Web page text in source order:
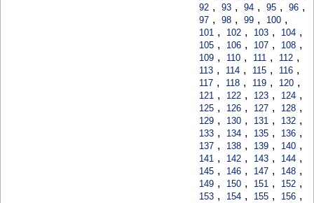
92 , 93 , 94 , 95 , 96 ,
97 , 98 , 99 , 100 ,
101 , 102 , 103 , 104 ,
105 , 106 , 107 , 108 ,
109 , 110 , 111 , 112 ,
113 , 114 , 115 , 116 ,
117 , 118 , 119 , 120 ,
121 , 122 , 123 , 124 ,
125 , 126 , 127 , 128 ,
129 , 130 , 131 , 132 ,
133 , 134 , 135 , 136 ,
137 , 138 , 139 , 140 ,
141 , 142 , 143 , 144 ,
145 , 146 , 147 , 148 ,
149 , 150 , 151 , 152 ,
153 , 154 , 155 , 156 ,